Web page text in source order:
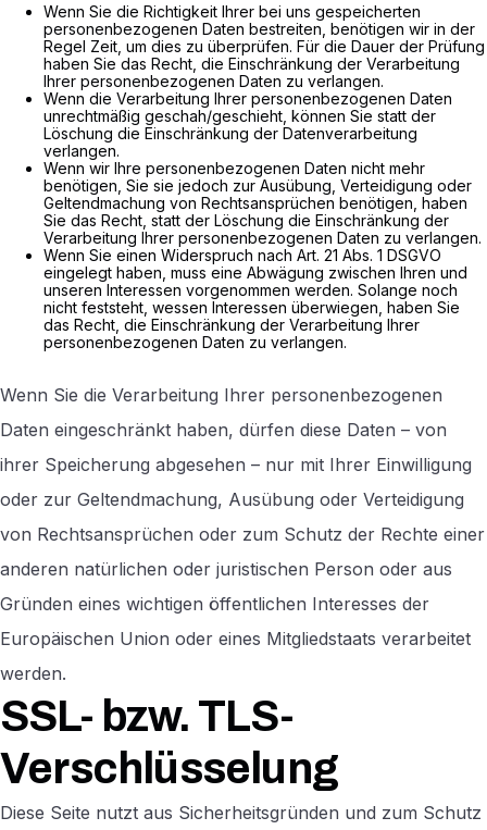
Wenn Sie die Richtigkeit Ihrer bei uns gespeicherten
personenbezogenen Daten bestreiten, benötigen wir in der
Regel Zeit, um dies zu überprüfen. Für die Dauer der Prüfung
haben Sie das Recht, die Einschränkung der Verarbeitung
Ihrer personenbezogenen Daten zu verlangen.
Wenn die Verarbeitung Ihrer personenbezogenen Daten
unrechtmäßig geschah/geschieht, können Sie statt der
Löschung die Einschränkung der Datenverarbeitung
verlangen.
Wenn wir Ihre personenbezogenen Daten nicht mehr
benötigen, Sie sie jedoch zur Ausübung, Verteidigung oder
Geltendmachung von Rechtsansprüchen benötigen, haben
Sie das Recht, statt der Löschung die Einschränkung der
Verarbeitung Ihrer personenbezogenen Daten zu verlangen.
Wenn Sie einen Widerspruch nach Art. 21 Abs. 1 DSGVO
eingelegt haben, muss eine Abwägung zwischen Ihren und
unseren Interessen vorgenommen werden. Solange noch
nicht feststeht, wessen Interessen überwiegen, haben Sie
das Recht, die Einschränkung der Verarbeitung Ihrer
personenbezogenen Daten zu verlangen.
Wenn Sie die Verarbeitung Ihrer personenbezogenen
Daten eingeschränkt haben, dürfen diese Daten – von
ihrer Speicherung abgesehen – nur mit Ihrer Einwilligung
oder zur Geltendmachung, Ausübung oder Verteidigung
von Rechtsansprüchen oder zum Schutz der Rechte einer
anderen natürlichen oder juristischen Person oder aus
Gründen eines wichtigen öffentlichen Interesses der
Europäischen Union oder eines Mitgliedstaats verarbeitet
werden.
SSL- bzw. TLS-
Verschlüsselung
Diese Seite nutzt aus Sicherheitsgründen und zum Schutz